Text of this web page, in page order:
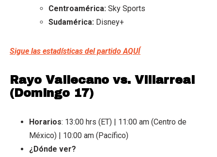
Centroamérica: Sky Sports
Sudamérica: Disney+
Sigue las estadísticas del partido AQUÍ
Rayo Vallecano vs. Villarreal
(Domingo 17)
Horarios: 13:00 hrs (ET) | 11:00 am (Centro de
México) | 10:00 am (Pacífico)
¿Dónde ver?